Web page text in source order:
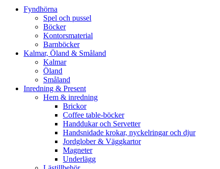
Fyndhörna
Spel och pussel
Böcker
Kontorsmaterial
Barnböcker
Kalmar, Öland & Småland
Kalmar
Öland
Småland
Inredning & Present
Hem & inredning
Brickor
Coffee table-böcker
Handdukar och Servetter
Handsnidade krokar, nyckelringar och djur
Jordglober & Väggkartor
Magneter
Underlägg